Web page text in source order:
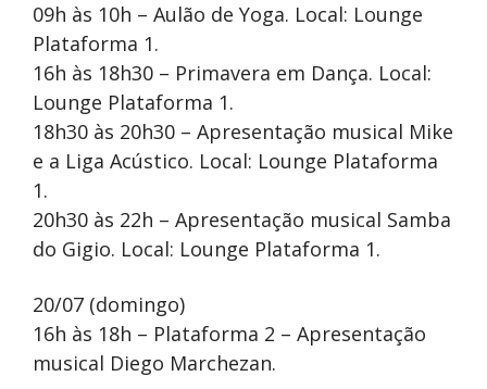
09h às 10h – Aulão de Yoga. Local: Lounge
Plataforma 1.
16h às 18h30 – Primavera em Dança. Local:
Lounge Plataforma 1.
18h30 às 20h30 – Apresentação musical Mike
e a Liga Acústico. Local: Lounge Plataforma
1.
20h30 às 22h – Apresentação musical Samba
do Gigio. Local: Lounge Plataforma 1.
20/07 (domingo)
16h às 18h – Plataforma 2 – Apresentação
musical Diego Marchezan.